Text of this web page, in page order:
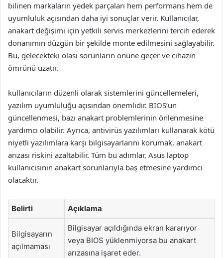
bilinen markaların yedek parçaları hem performans hem de
uyumluluk açısından daha iyi sonuçlar verir. Kullanıcılar,
anakart değişimi için yetkili servis merkezlerini tercih ederek
donanımın düzgün bir şekilde monte edilmesini sağlayabilir.
Bu, gelecekteki olası sorunların önüne geçer ve cihazın
ömrünü uzatır.
kullanıcıların düzenli olarak sistemlerini güncellemeleri,
yazılım uyumluluğu açısından önemlidir. BIOS’un
güncellenmesi, bazı anakart problemlerinin önlenmesine
yardımcı olabilir. Ayrıca, antivirüs yazılımları kullanarak kötü
niyetli yazılımlara karşı bilgisayarlarını korumak, anakart
arızası riskini azaltabilir. Tüm bu adımlar, Asus laptop
kullanıcısının anakart sorunlarıyla baş etmesine yardımcı
olacaktır.
Belirti Açıklama
Bilgisayarın
açılmaması
Bilgisayar açıldığında ekran kararıyor
veya BIOS yüklenmiyorsa bu anakart
arızasına işaret eder.